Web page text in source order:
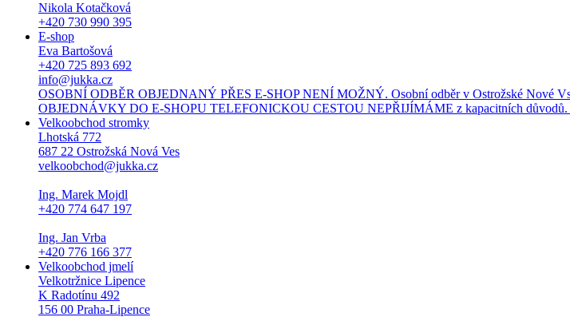
Nikola Kotačková
+420 730 990 395
E-shop
Eva Bartošová
+420 725 893 692
info@jukka.cz
OSOBNÍ ODBĚR OBJEDNANÝ PŘES E-SHOP NENÍ MOŽNÝ. Osobní odběr v Ostrožské Nové Vsi
OBJEDNÁVKY DO E-SHOPU TELEFONICKOU CESTOU NEPŘIJÍMÁME z kapacitních důvodů.
Velkoobchod stromky
Lhotská 772
687 22 Ostrožská Nová Ves
velkoobchod@jukka.cz
Ing. Marek Mojdl
+420 774 647 197
Ing. Jan Vrba
+420 776 166 377
Velkoobchod jmelí
Velkotržnice Lipence
K Radotínu 492
156 00 Praha-Lipence